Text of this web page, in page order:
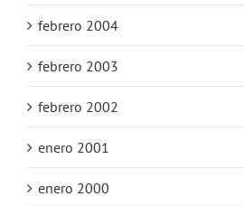
febrero 2004
febrero 2003
febrero 2002
enero 2001
enero 2000